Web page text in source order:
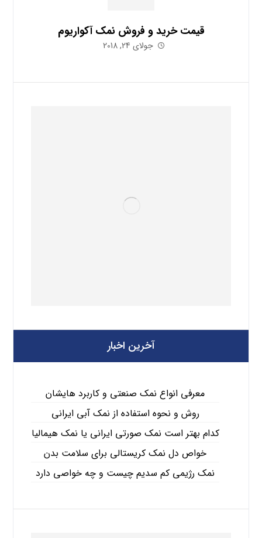
قیمت خرید و فروش نمک آکواریوم
جولای 24, 2018
آخرین اخبار
معرفی انواع نمک صنعتی و کاربرد هایشان
روش و نحوه استفاده از نمک آبی ایرانی
کدام بهتر است نمک صورتی ایرانی یا نمک هیمالیا
خواص دل نمک کریستالی برای سلامت بدن
نمک رژیمی کم سدیم چیست و چه خواصی دارد